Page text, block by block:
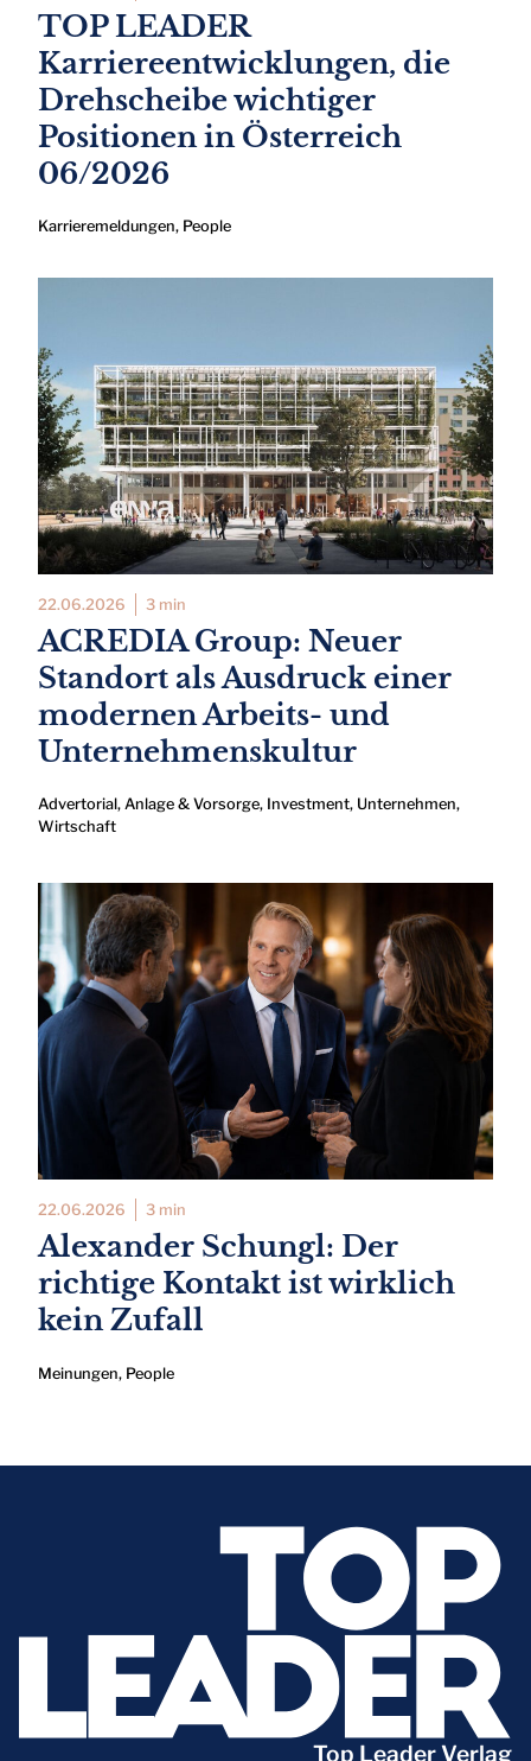
TOP LEADER
Karriereentwicklungen, die
Drehscheibe wichtiger
Positionen in Österreich
06/2026
Karrieremeldungen, People
22.06.2026 3 min
ACREDIA Group: Neuer
Standort als Ausdruck einer
modernen Arbeits- und
Unternehmenskultur
Advertorial, Anlage & Vorsorge, Investment, Unternehmen,
Wirtschaft
22.06.2026 3 min
Alexander Schungl: Der
richtige Kontakt ist wirklich
kein Zufall
Meinungen, People
Top Leader Verlag